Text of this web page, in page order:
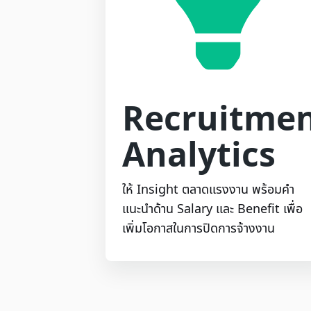
Analytics
ให้ Insight ตลาดแรงงาน พร้อมคำ
แนะนำด้าน Salary และ Benefit เพื่อ
เพิ่มโอกาสในการปิดการจ้างงาน